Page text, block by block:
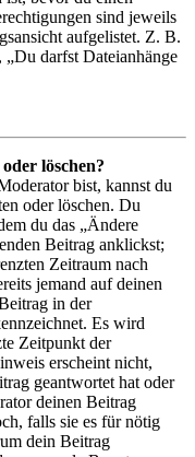
sind jeweils
aufgelistet. Z. B.
„Du darfst Dateianhänge
löschen?
bist, kannst du
oder löschen. Du
du das „Ändere
Beitrag anklickst;
Zeitraum nach
jemand auf deinen
in der
Es wird
Zeitpunkt der
erscheint nicht,
geantwortet hat oder
deinen Beitrag
falls sie es für nötig
dein Beitrag